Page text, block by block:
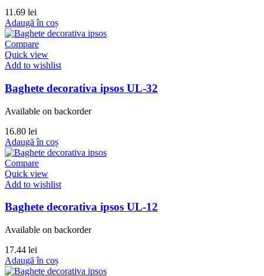
11.69 lei
Adaugă în coș
Compare
Quick view
Add to wishlist
Baghete decorativa ipsos UL-32
Available on backorder
16.80 lei
Adaugă în coș
Compare
Quick view
Add to wishlist
Baghete decorativa ipsos UL-12
Available on backorder
17.44 lei
Adaugă în coș